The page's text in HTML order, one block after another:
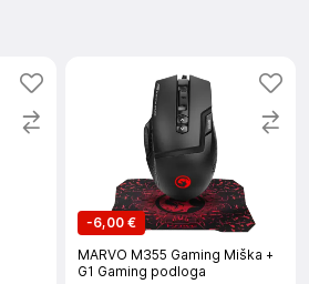
-6,00 €
MARVO M355 Gaming Miška +
G1 Gaming podloga